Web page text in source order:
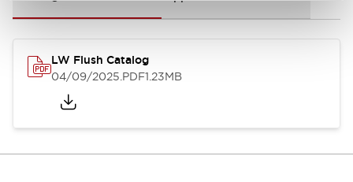
LW Flush Catalog
04/09/2025.PDF1.23MB